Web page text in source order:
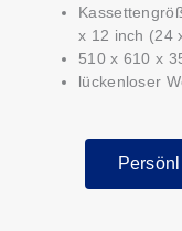
x 12 inch (24
510 x 610 x
lückenloser